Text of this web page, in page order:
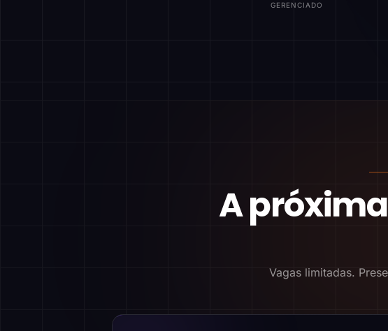
GERENCIADO
A
Vagas limitadas.